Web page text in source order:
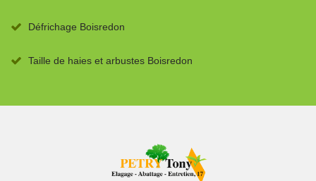
Défrichage Boisredon
Taille de haies et arbustes Boisredon